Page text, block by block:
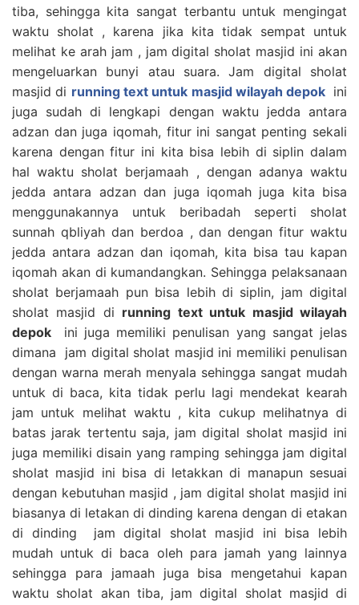
tiba, sehingga kita sangat terbantu untuk mengingat
waktu sholat , karena jika kita tidak sempat untuk
melihat ke arah jam , jam digital sholat masjid ini akan
mengeluarkan bunyi atau suara. Jam digital sholat
masjid di running text untuk masjid wilayah depok ini
juga sudah di lengkapi dengan waktu jedda antara
adzan dan juga iqomah, fitur ini sangat penting sekali
karena dengan fitur ini kita bisa lebih di siplin dalam
hal waktu sholat berjamaah , dengan adanya waktu
jedda antara adzan dan juga iqomah juga kita bisa
menggunakannya untuk beribadah seperti sholat
sunnah qbliyah dan berdoa , dan dengan fitur waktu
jedda antara adzan dan iqomah, kita bisa tau kapan
iqomah akan di kumandangkan. Sehingga pelaksanaan
sholat berjamaah pun bisa lebih di siplin, jam digital
sholat masjid di running text untuk masjid wilayah
depok
ini juga memiliki penulisan yang sangat jelas
dimana jam digital sholat masjid ini memiliki penulisan
dengan warna merah menyala sehingga sangat mudah
untuk di baca, kita tidak perlu lagi mendekat kearah
jam untuk melihat waktu , kita cukup melihatnya di
batas jarak tertentu saja, jam digital sholat masjid ini
juga memiliki disain yang ramping sehingga jam digital
sholat masjid ini bisa di letakkan di manapun sesuai
dengan kebutuhan masjid , jam digital sholat masjid ini
biasanya di letakan di dinding karena dengan di etakan
di dinding jam digital sholat masjid ini bisa lebih
mudah untuk di baca oleh para jamah yang lainnya
sehingga para jamaah juga bisa mengetahui kapan
waktu sholat akan tiba, jam digital sholat masjid di